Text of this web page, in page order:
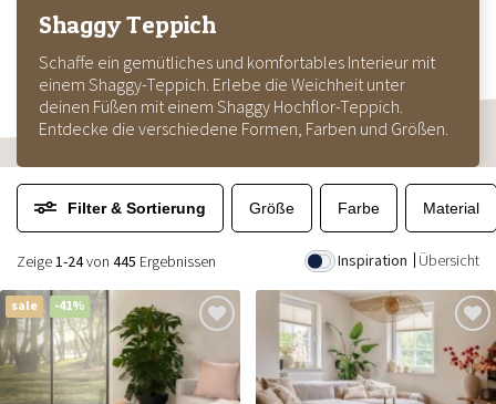
Shaggy Teppich
Schaffe ein gemütliches und komfortables Interieur mit
einem Shaggy-Teppich. Erlebe die Weichheit unter
deinen Füßen mit einem Shaggy Hochflor-Teppich.
Entdecke die verschiedene Formen, Farben und Größen.
Filter & Sortierung Größe Farbe Material
Inspiration Übersicht
Zeige1-24von 445 Ergebnissen
sale -41%